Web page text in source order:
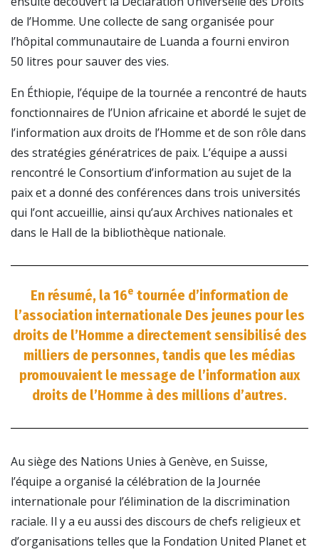
de l’Homme. Une collecte de sang organisée pour
l’hôpital communautaire de Luanda a fourni environ
50 litres pour sauver des vies.
En Éthiopie, l’équipe de la tournée a rencontré de hauts
fonctionnaires de l’Union africaine et abordé le sujet de
l’information aux droits de l’Homme et de son rôle dans
des stratégies génératrices de paix. L’équipe a aussi
rencontré le Consortium d’information au sujet de la
paix et a donné des conférences dans trois universités
qui l’ont accueillie, ainsi qu’aux Archives nationales et
dans le Hall de la bibliothèque nationale.
En résumé, la 16e tournée d’information de
l’association internationale Des jeunes pour les
droits de l’Homme a directement sensibilisé des
milliers de personnes, tandis que les médias
promouvaient le message de l’information aux
droits de l’Homme à des millions d’autres.
Au siège des Nations Unies à Genève, en Suisse,
l’équipe a organisé la célébration de la Journée
internationale pour l’élimination de la discrimination
raciale. Il y a eu aussi des discours de chefs religieux et
d’organisations telles que la Fondation United Planet et